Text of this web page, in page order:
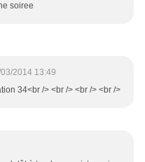
soiree
2014 13:49
34<br /> <br /> <br /> <br />